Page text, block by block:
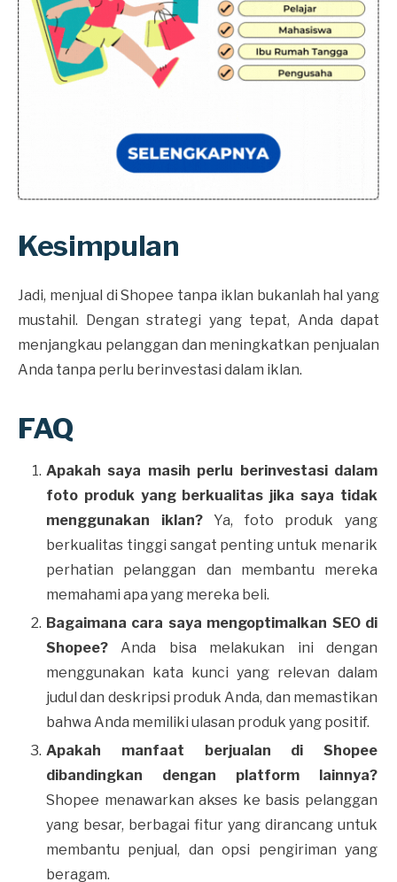
Kesimpulan
Jadi, menjual di Shopee tanpa iklan bukanlah hal yang
mustahil. Dengan strategi yang tepat, Anda dapat
menjangkau pelanggan dan meningkatkan penjualan
Anda tanpa perlu berinvestasi dalam iklan.
FAQ
Apakah saya masih perlu berinvestasi dalam
foto produk yang berkualitas jika saya tidak
menggunakan iklan?Ya, foto produk yang
berkualitas tinggi sangat penting untuk menarik
perhatian pelanggan dan membantu mereka
memahami apa yang mereka beli.
Bagaimana cara saya mengoptimalkan SEO di
Shopee? Anda bisa melakukan ini dengan
menggunakan kata kunci yang relevan dalam
judul dan deskripsi produk Anda, dan memastikan
bahwa Anda memiliki ulasan produk yang positif.
Apakah manfaat berjualan di Shopee
dibandingkan dengan platform lainnya?
Shopee menawarkan akses ke basis pelanggan
yang besar, berbagai fitur yang dirancang untuk
membantu penjual, dan opsi pengiriman yang
beragam.